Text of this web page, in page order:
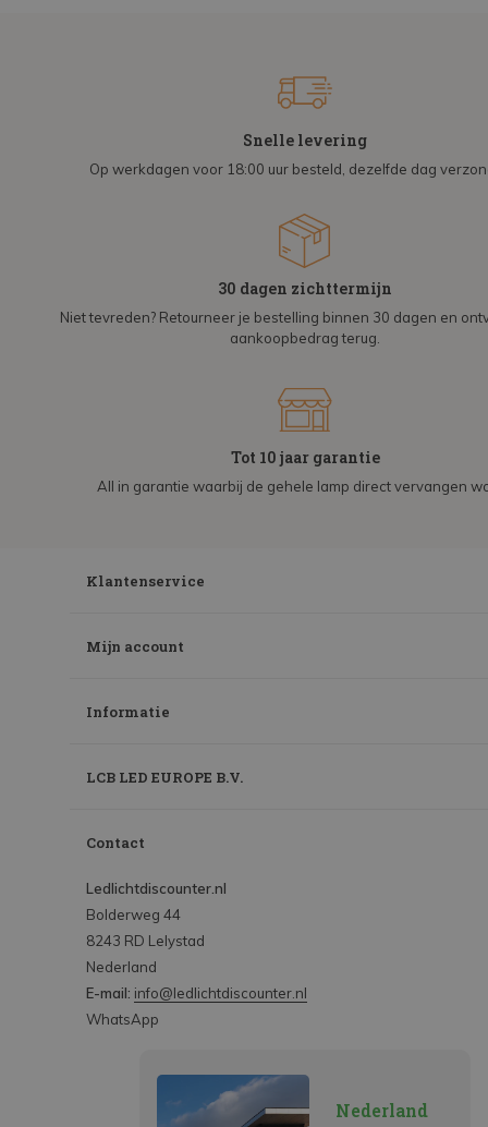
Snelle levering
Op werkdagen voor 18:00 uur besteld, dezelfde dag
30 dagen zichttermijn
Niet tevreden? Retourneer je bestelling binnen 30 dagen en
aankoopbedrag terug.
Tot 10 jaar garantie
All in garantie waarbij de gehele lamp direct vervangen
Klantenservice
Mijn account
Informatie
LCB LED EUROPE B.V.
Contact
Ledlichtdiscounter.nl
Bolderweg 44
8243 RD Lelystad
Nederland
E-mail: info@ledlichtdiscounter.nl
WhatsApp
Nederland